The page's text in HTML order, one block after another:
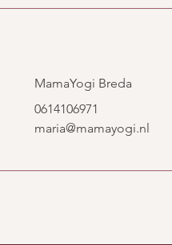
MamaYogi Breda
0614106971
maria@mamayogi.nl